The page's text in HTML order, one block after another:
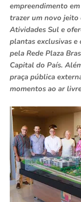
empreendimento
trazer um novo jeito
Atividades Sul e
plantas exclusivas e
pela Rede Plaza
Capital do País.
praça pública
momentos ao ar